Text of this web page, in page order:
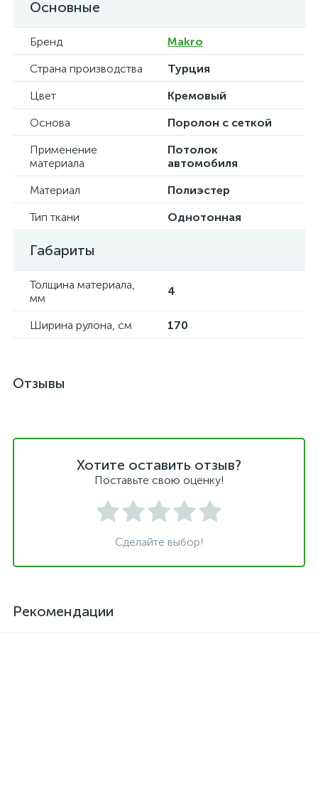
Основные
Бренд
Makro
Страна производства
Турция
Цвет
Кремовый
Основа
Поролон с сеткой
Применение
материала
Потолок
автомобиля
Материал
Полиэстер
Тип ткани
Однотонная
Габариты
Толщина материала,
мм
4
Ширина рулона, см 170
Отзывы
Хотите оставить отзыв?
Поставьте свою оценку!
Сделайте выбор!
Рекомендации